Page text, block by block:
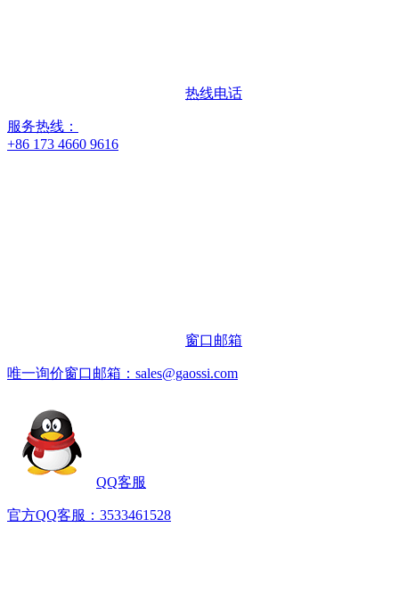
热线电话
服务热线：
+86 173 4660 9616
窗口邮箱
唯一询价窗口邮箱：sales@gaossi.com
QQ客服
官方QQ客服：3533461528